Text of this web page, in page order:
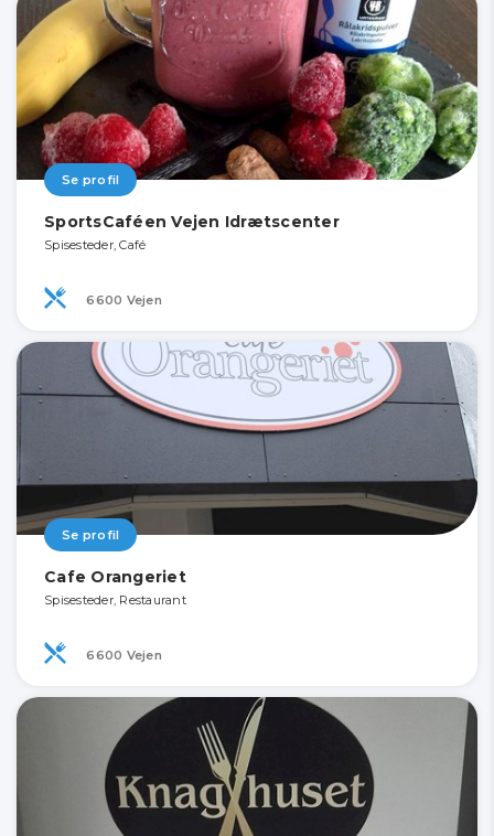
Se profil
SportsCaféen Vejen Idrætscenter
Spisesteder, Café
6600 Vejen
Se profil
Cafe Orangeriet
Spisesteder, Restaurant
6600 Vejen